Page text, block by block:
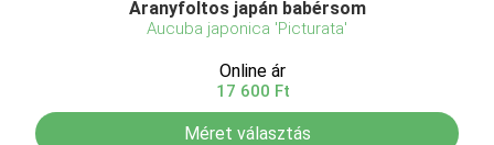
Aranyfoltos japán babérsom
Aucuba japonica 'Picturata'
Online ár
17 600 Ft
Méret választás